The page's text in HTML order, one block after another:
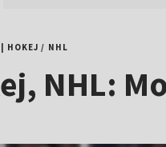
HOKEJ / NHL
NHL: